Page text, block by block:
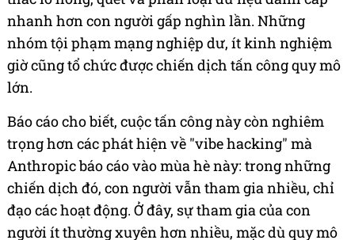
nhanh hơn con người gấp nghìn lần. Những
nhóm tội phạm mạng nghiệp dư, ít kinh nghiệm
giờ cũng tổ chức được chiến dịch tấn công quy mô
lớn.
Báo cáo cho biết, cuộc tấn công này còn nghiêm
trọng hơn các phát hiện về "vibe hacking" mà
Anthropic báo cáo vào mùa hè này: trong những
chiến dịch đó, con người vẫn tham gia nhiều, chỉ
đạo các hoạt động. Ở đây, sự tham gia của con
người ít thường xuyên hơn nhiều, mặc dù quy mô